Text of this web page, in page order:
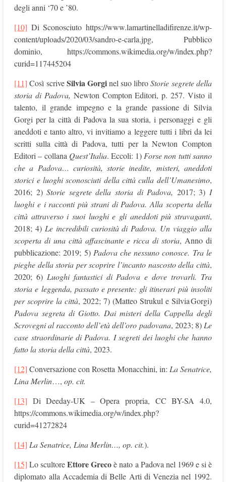
degli anni ‘70 e ’80.
[10] Di Sconosciuto https://www.lamartinelladifirenze.it/wp-
content/uploads/2020/03/sandro-e-carla.jpg, Pubblico
dominio, https://commons.wikimedia.org/w/index.php?
curid=117445204
[11] Così scriveSilvia Gorginel suo libroStorie segrete della
storia di Padova, Newton Compton Editori, p. 257. Visto il
talento, il grande impegno e la grande passione di Silvia
Gorgi per la città di Padova la sua storia, i personaggi e gli
aneddoti e tanto altro, vi invitiamo a leggere tutti i libri da lei
scritti sulla città di Padova, tutti per la Newton Compton
Editori – collana Quest’Italia. Eccoli: 1) Forse non tutti sanno
che a Padova… curiosità, storie inedite, misteri, aneddoti
storici e luoghi sconosciuti della città culla dell’Umanesimo,
2016; 2)Storie segrete della storia di Padova, 2017; 3) I
luoghi e i racconti più strani di Padova. Alla scoperta della
città attraverso i suoi luoghi e gli aneddoti più stravaganti,
2018; 4) Le incredibili curiosità di Padova. Un viaggio alla
scoperta di una città affascinante e ricca di storia, Anno di
pubblicazione: 2019; 5) Padova che nessuno conosce. Tra le
pieghe della storia per scoprire l’incanto nascosto della città,
2020; 6) Luoghi fantastici di Padova e dove trovarli. Tra
storia e leggenda, passato e presente: gli itinerari più insoliti
per scoprire la città, 2022; 7) (Matteo Strukul e Silvia Gorgi)
Padova segreta di Giotto. Dai misteri della Cappella degli
Scrovegni al racconto dell’età dell’oro padovana, 2023; 8) Le
case straordinarie di Padova. I segreti dei luoghi che hanno
fatto la storia della città, 2023.
[12] Conversazione con Rosetta Monacchini, in: La Senatrice,
Lina Merlin…,op. cit.
[13] Di Deeday-UK – Opera propria, CC BY-SA 4.0,
https://commons.wikimedia.org/w/index.php?
curid=41272824
[14] La Senatrice, Lina Merlin…, op. cit.).
[15] Lo scultoreEttore Grecoè nato a Padova nel 1969 e si è
diplomato alla Accademia di Belle Arti di Venezia nel 1992.